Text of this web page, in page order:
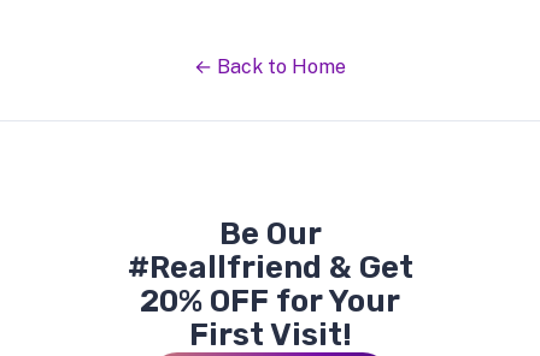
← Back to Home
Be Our
#Reallfriend & Get
20% OFF for Your
First Visit!